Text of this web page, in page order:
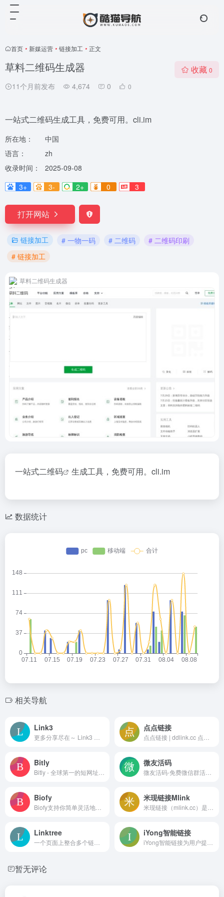
首页 • 新媒运营 • 链接加工 • 正文
草料二维码生成器
11个月前发布 4,674 0 0
收藏 0
一站式二维码生成工具，免费可用。cli.im
所在地：
中国
语言：
zh
收录时间：
2025-09-08
3+
3- 2+ 0 3
打开网站
链接加工 # 一物一码 # 二维码
# 二维码印刷
# 链接加工
草料二维码生成器
一站式二维码 生成工具，免费可用。cli.im
数据统计
相关导航
Link3 点点链接
Bitly 微友活码
Biofy 米现链接Mlink
Linktree iYong智能链接
暂无评论